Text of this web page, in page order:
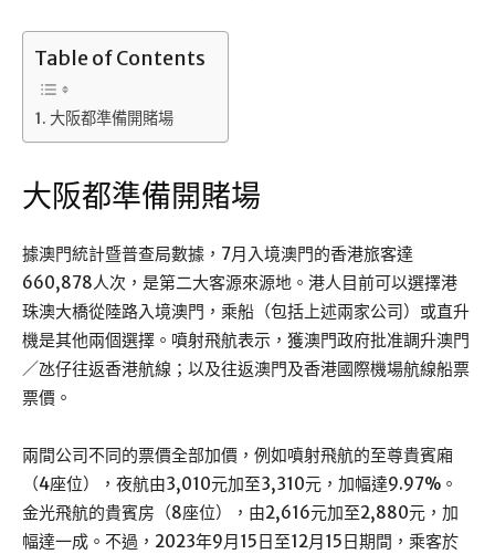
Table of Contents
大阪都準備開賭場
大阪都準備開賭場
據澳門統計暨普查局數據，7月入境澳門的香港旅客達
660,878人次，是第二大客源來源地。港人目前可以選擇港
珠澳大橋從陸路入境澳門，乘船（包括上述兩家公司）或直升
機是其他兩個選擇。噴射飛航表示，獲澳門政府批准調升澳門
／氹仔往返香港航線；以及往返澳門及香港國際機場航線船票
票價。
兩間公司不同的票價全部加價，例如噴射飛航的至尊貴賓廂
（4座位），夜航由3,010元加至3,310元，加幅達9.97%。
金光飛航的貴賓房（8座位），由2,616元加至2,880元，加
幅達一成。不過，2023年9月15日至12月15日期間，乘客於